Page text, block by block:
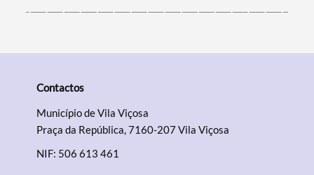
Contactos
Município de Vila Viçosa
Praça da República, 7160-207 Vila Viçosa
NIF: 506 613 461